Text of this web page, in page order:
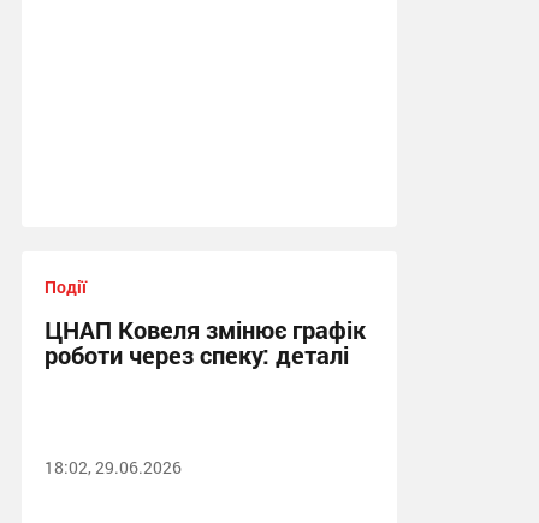
Події
ЦНАП Ковеля змінює графік
роботи через спеку: деталі
18:02, 29.06.2026